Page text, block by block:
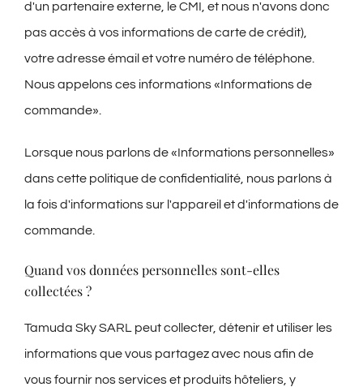
d'un partenaire externe, le CMI, et nous n'avons donc
pas accès à vos informations de carte de crédit),
votre adresse émail et votre numéro de téléphone.
Nous appelons ces informations «Informations de
commande».
Lorsque nous parlons de «Informations personnelles»
dans cette politique de confidentialité, nous parlons à
la fois d'informations sur l'appareil et d'informations de
commande.
Quand vos données personnelles sont-elles
collectées ?
Tamuda Sky SARL peut collecter, détenir et utiliser les
informations que vous partagez avec nous afin de
vous fournir nos services et produits hôteliers, y